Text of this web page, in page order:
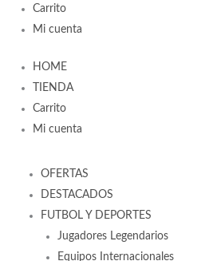
Carrito
Mi cuenta
HOME
TIENDA
Carrito
Mi cuenta
OFERTAS
DESTACADOS
FUTBOL Y DEPORTES
Jugadores Legendarios
Equipos Internacionales